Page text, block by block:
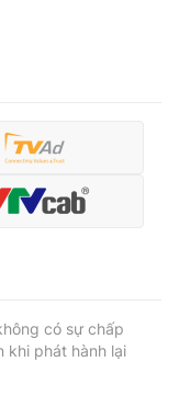
có sự chấp
khi phát hành lại